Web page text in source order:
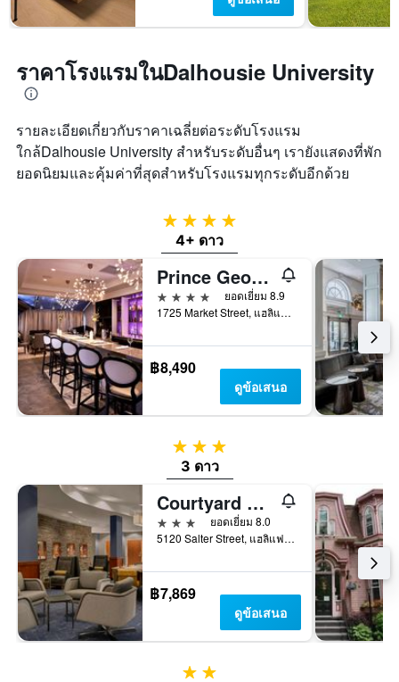
ราคาโรงแรมในDalhousie University
รายละเอียดเกี่ยวกับราคาเฉลี่ยต่อระดับโรงแรม
ใกล้Dalhousie University สำหรับระดับอื่นๆ เรายังแสดงที่พัก
ยอดนิยมและคุ้มค่าที่สุดสำหรับโรงแรมทุกระดับอีกด้วย
4 ดาว
4+ ดาว
Prince George Hotel
4 ดาว
ยอดเยี่ยม 8.9
1725 Market Street, แฮลิแฟกซ์, NS, แคนาดา
฿8,490
ดูข้อเสนอ
3 ดาว
3 ดาว
Courtyard by Marriott Halifax Downtown
3 ดาว
ยอดเยี่ยม 8.0
5120 Salter Street, แฮลิแฟกซ์, NS, แคนาดา
฿7,869
ดูข้อเสนอ
2 ดาว